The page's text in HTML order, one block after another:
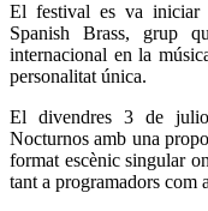
El festival es va
Spanish Brass, grup
internacional en la
personalitat única.
El divendres 3 de
Nocturnos amb una
format escènic singular
tant a programadors com